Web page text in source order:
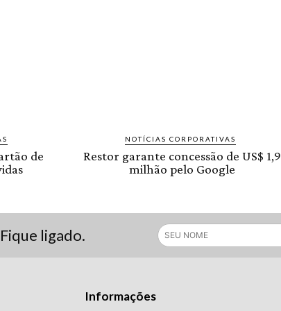
de
NOTÍCIAS CORPORATIVAS
Restor garante concessão de US$ 1,9
milhão pelo Google
ligado.
Informações